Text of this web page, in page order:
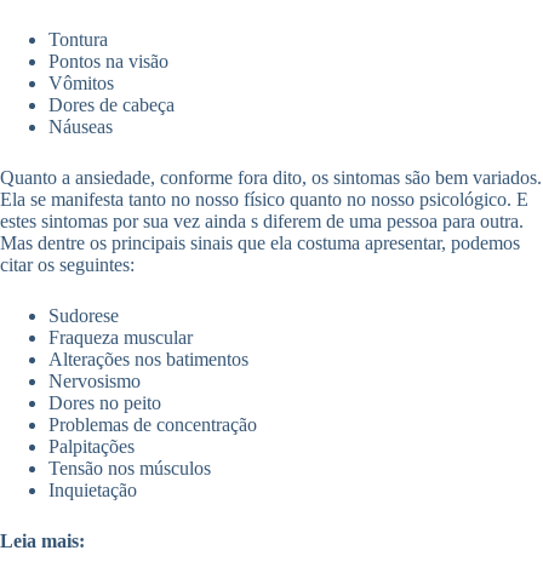
Tontura
Pontos na visão
Vômitos
Dores de cabeça
Náuseas
Quanto a ansiedade, conforme fora dito, os sintomas são bem variados.
Ela se manifesta tanto no nosso físico quanto no nosso psicológico. E
estes sintomas por sua vez ainda s diferem de uma pessoa para outra.
Mas dentre os principais sinais que ela costuma apresentar, podemos
citar os seguintes:
Sudorese
Fraqueza muscular
Alterações nos batimentos
Nervosismo
Dores no peito
Problemas de concentração
Palpitações
Tensão nos músculos
Inquietação
Leia mais: